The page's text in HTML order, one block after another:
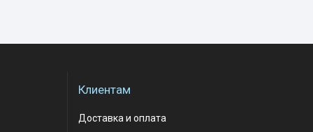
Клиентам
Доставка и оплата